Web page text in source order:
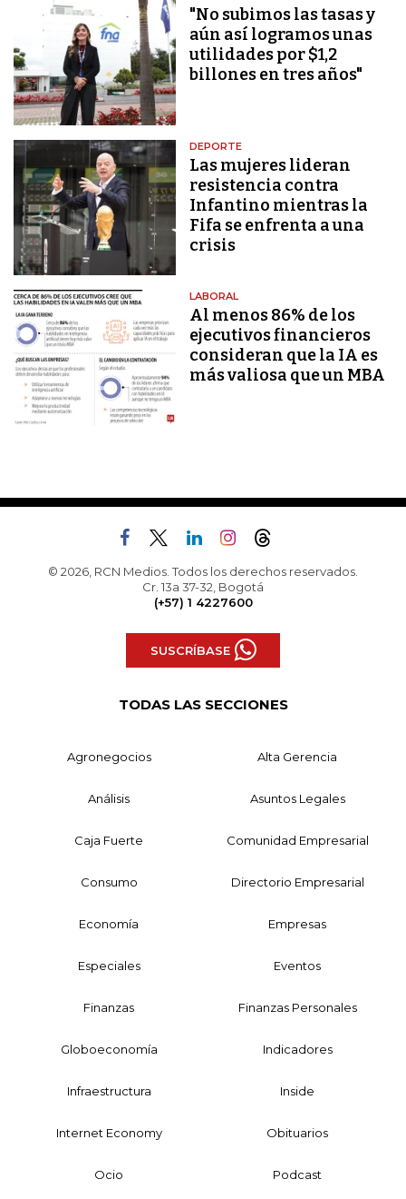
"No subimos las tasas y
aún así logramos unas
utilidades por $1,2
billones en tres años"
DEPORTE
Las mujeres lideran
resistencia contra
Infantino mientras la
Fifa se enfrenta a una
crisis
LABORAL
Al menos 86% de los
ejecutivos financieros
consideran que la IA es
más valiosa que un MBA
© 2026, RCN Medios. Todos los derechos reservados.
Cr. 13a 37-32, Bogotá
(+57) 1 4227600
SUSCRÍBASE
TODAS LAS SECCIONES
Agronegocios Alta Gerencia
Análisis Asuntos Legales
Caja Fuerte Comunidad Empresarial
Consumo Directorio Empresarial
Economía Empresas
Especiales Eventos
Finanzas Finanzas Personales
Globoeconomía Indicadores
Infraestructura Inside
Internet Economy Obituarios
Ocio Podcast